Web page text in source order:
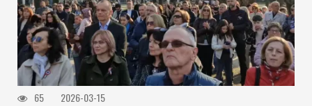
65 2026-03-15